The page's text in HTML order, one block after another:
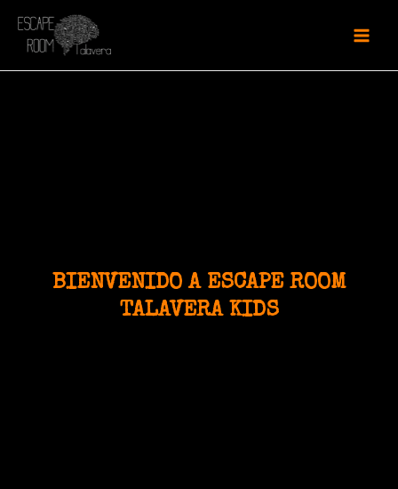
BIENVENIDO A ESCAPE ROOM
TALAVERA KIDS